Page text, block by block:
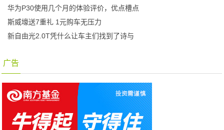
华为P30使用几个月的体验评价，优点槽点
斯威壕送7重礼 1元购车无压力
新自由光2.0T凭什么让车主们找到了诗与
广告